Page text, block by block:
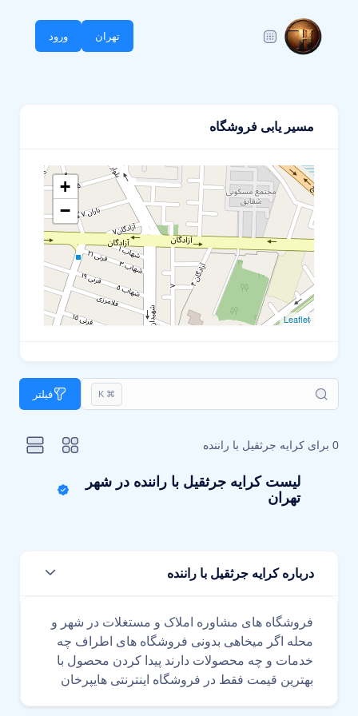
تهران ورود
مسیر یابی فروشگاه
+
−
Leaflet
⌘ K فیلتر
0 برای کرایه جرثقیل با راننده
لیست کرایه جرثقیل با راننده در شهر
تهران
درباره کرایه جرثقیل با راننده
فروشگاه های مشاوره املاک و مستغلات در شهر و
محله اگر میخاهی بدونی فروشگاه های اطراف چه
خدمات و چه محصولات دارند پیدا کردن محصول با
بهترین قیمت فقط در فروشگاه اینترنتی هایپرخان